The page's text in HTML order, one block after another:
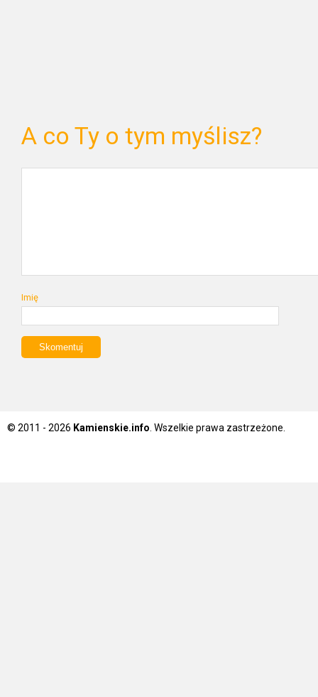
A co Ty o tym myślisz?
Imię
© 2011 - 2026 Kamienskie.info . Wszelkie prawa zastrzeżone.